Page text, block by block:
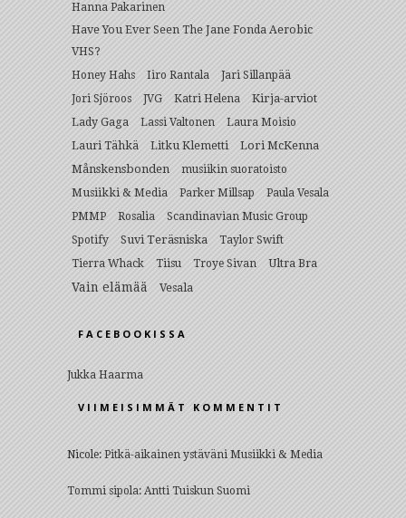
Hanna Pakarinen
Have You Ever Seen The Jane Fonda Aerobic
VHS?
Honey Hahs Iiro Rantala
Jari Sillanpää
Jori Sjöroos
JVG Katri Helena
Kirja-arviot
Lady Gaga
Lassi Valtonen Laura Moisio
Lauri Tähkä Litku Klemetti
Lori McKenna
Månskensbonden
musiikin suoratoisto
Musiikki & Media Parker Millsap
Paula Vesala
PMMP
Rosalia
Scandinavian Music Group
Spotify
Suvi Teräsniska
Taylor Swift
Tierra Whack
Tiisu Troye Sivan Ultra Bra
Vain elämää Vesala
FACEBOOKISSA
Jukka Haarma
VIIMEISIMMÄT KOMMENTIT
Nicole: Pitkä-aikainen ystäväni Musiikki & Media
Tommi sipola: Antti Tuiskun Suomi